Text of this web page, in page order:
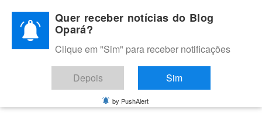
content
BLOG OPARÁ
Melhores notícias de Juazeiro, Petrolina e do Vale do São
Francisco
Quer receber notícias do Blog
Opará?
Clique em "Sim" para receber notificações
Depois Sim
by PushAlert